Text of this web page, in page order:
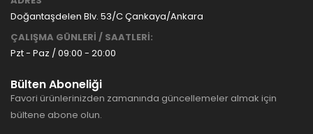
Doğantaşdelen Blv. 53/C Çankaya/Ankara
ÇALIŞMA GÜNLERİ / SAATLERİ:
Pzt - Paz / 09:00 - 20:00
Bülten Aboneliği
Favori ürünlerinizden zamanında güncellemeler almak için
bültene abone olun.